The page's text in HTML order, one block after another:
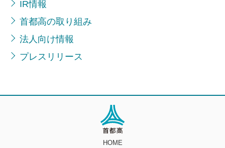
IR情報
首都高の取り組み
法人向け情報
プレスリリース
HOME